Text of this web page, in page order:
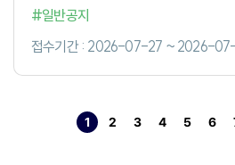
#일반공지
접수기간 : 2026-07-27 ~ 2026-
열린
1
페이지
2
페이지
3
페이지
4
페이지
5
페이지
6
페이